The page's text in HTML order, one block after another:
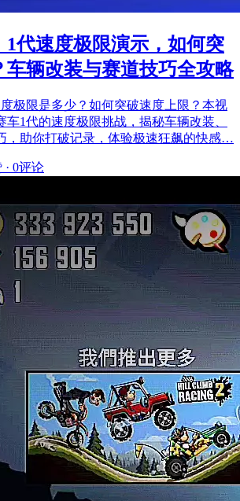
1代速度极限演示，如何突
车辆改装与赛道技巧全攻略
度极限是多少？如何突破速度上限？本视
1代的速度极限挑战，揭秘车辆改装、
，助你打破记录，体验极速狂飙的快感…
· 0评论